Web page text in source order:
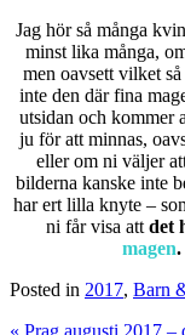
Jag hör så många
minst lika många,
men oavsett vilket
inte den där fina
utsidan och kommer
ju för att minnas,
eller om ni väljer
bilderna kanske inte
har ert lilla knyte –
ni får visa att det
magen.
Posted in 2017, Barn
« Prag augusti 2017 –